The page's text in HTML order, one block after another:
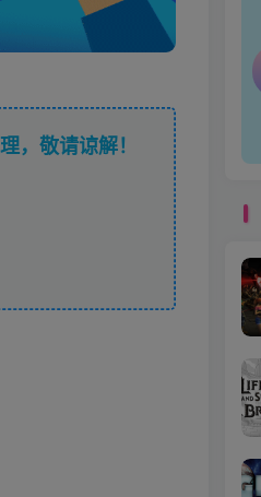
，敬请谅解！